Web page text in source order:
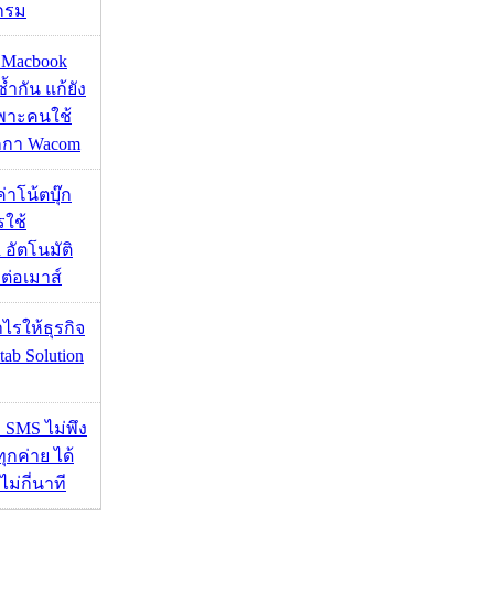
รม
ำกัน แก้ยัง
าะคนใช้
า Wacom
าโน้ตบุ๊ก
ใช้
อัตโนมัติ
อเมาส์
รให้ธุรกิจ
Solution
ไม่พึง
กค่าย ได้
ม่กี่นาที